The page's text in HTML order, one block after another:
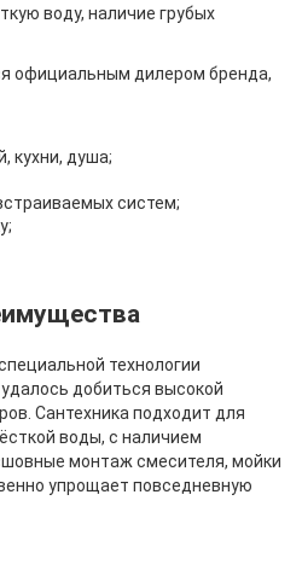
воду, наличие грубых
официальным дилером бренда,
кухни, душа;
систем;
технологии
добиться высокой
Сантехника подходит для
воды, с наличием
монтаж смесителя, мойки
упрощает повседневную